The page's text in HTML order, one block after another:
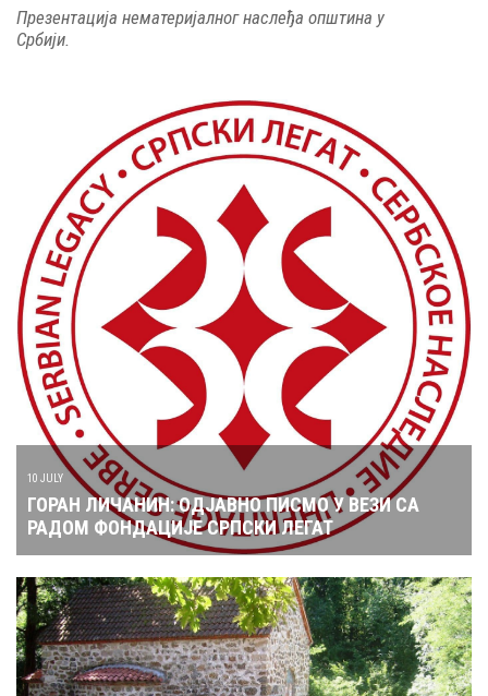
Презентација нематеријалног наслеђа општина у
Србији.
ГОРАН ЛИЧАНИН: ОДЈАВНО ПИСМО У ВЕЗИ СА
РАДОМ ФОНДАЦИЈЕ СРПСКИ ЛЕГАТ